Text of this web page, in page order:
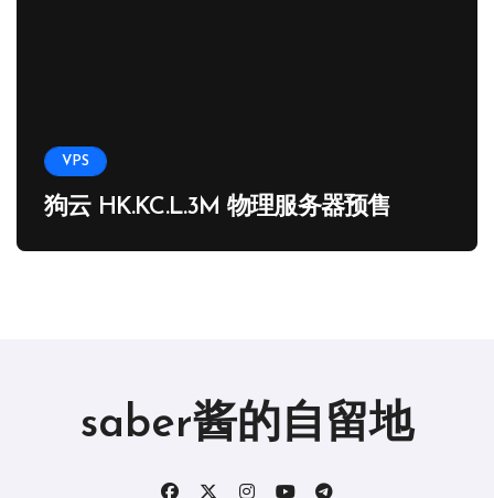
VPS
狗云 HK.KC.L.3M 物理服务器预售
saber酱的自留地